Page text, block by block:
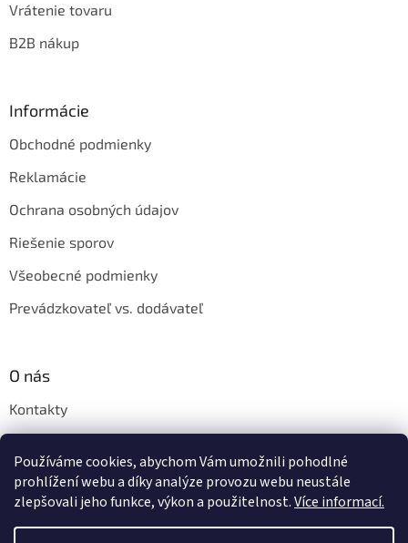
Používáme cookies, abychom Vám umožnili pohodlné
prohlížení webu a díky analýze provozu webu neustále
zlepšovali jeho funkce, výkon a použitelnost.Více informací.
Vrátenie tovaru
B2B nákup
Informácie
Obchodné podmienky
Reklamácie
Ochrana osobných údajov
Riešenie sporov
Všeobecné podmienky
Prevádzkovateľ vs. dodávateľ
O nás
Kontakty
Napíšte nám